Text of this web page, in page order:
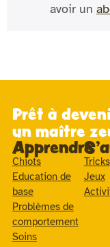
avoir un
Prêt à
un maître
Apprendre
Chiots
Education de
base
Problèmes de
comportement
Soins
Tricks
Jeux